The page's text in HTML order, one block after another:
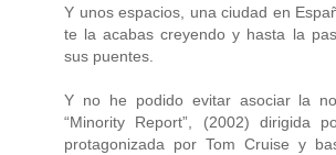
Y unos espacios, una ciudad en
te la acabas creyendo y hasta la
sus puentes.
Y no he podido evitar asociar la
“Minority Report”, (2002) dirigida
protagonizada por Tom Cruise y